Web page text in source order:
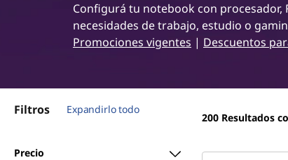
l r
n
Configurá tu notebook con procesador,
necesidades de trabajo, estudio o
Promociones vigentes | Descuentos
Filtros Expandirlo todo
Precio
200 Resultados